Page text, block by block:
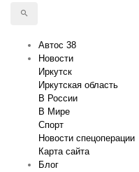
Автос 38
Новости
Иркутск
Иркутская область
В России
В Мире
Спорт
Новости спецоперации
Карта сайта
Блог